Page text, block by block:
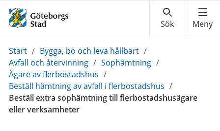
Du
är
här:
Start / Bygga, bo och leva hållbart /
Avfall och återvinning / Sophämtning /
Ägare av flerbostadshus /
Beställ hämtning av avfall i flerbostadshus /
Beställ extra sophämtning till flerbostadshusägare
eller verksamheter